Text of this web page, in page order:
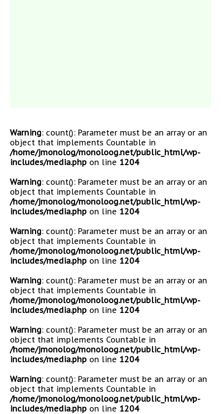
Warning: count(): Parameter must be an array or an
object that implements Countable in
/home/jmonolog/monoloog.net/public_html/wp-
includes/media.php on line 1204
Warning: count(): Parameter must be an array or an
object that implements Countable in
/home/jmonolog/monoloog.net/public_html/wp-
includes/media.php on line 1204
Warning: count(): Parameter must be an array or an
object that implements Countable in
/home/jmonolog/monoloog.net/public_html/wp-
includes/media.php on line 1204
Warning: count(): Parameter must be an array or an
object that implements Countable in
/home/jmonolog/monoloog.net/public_html/wp-
includes/media.php on line 1204
Warning: count(): Parameter must be an array or an
object that implements Countable in
/home/jmonolog/monoloog.net/public_html/wp-
includes/media.php on line 1204
Warning: count(): Parameter must be an array or an
object that implements Countable in
/home/jmonolog/monoloog.net/public_html/wp-
includes/media.php on line 1204